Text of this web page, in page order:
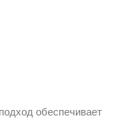
обеспечивает